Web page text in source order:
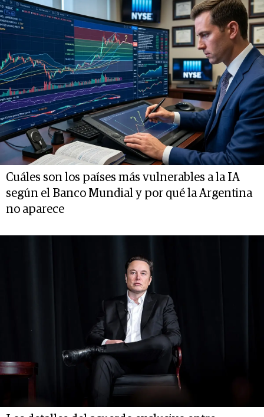
Cuáles son los países más vulnerables a la IA
según el Banco Mundial y por qué la Argentina
no aparece